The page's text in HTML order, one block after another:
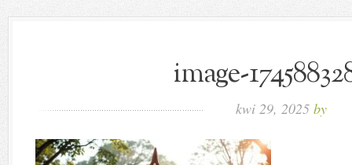
image-
kwi 29, 2025 by